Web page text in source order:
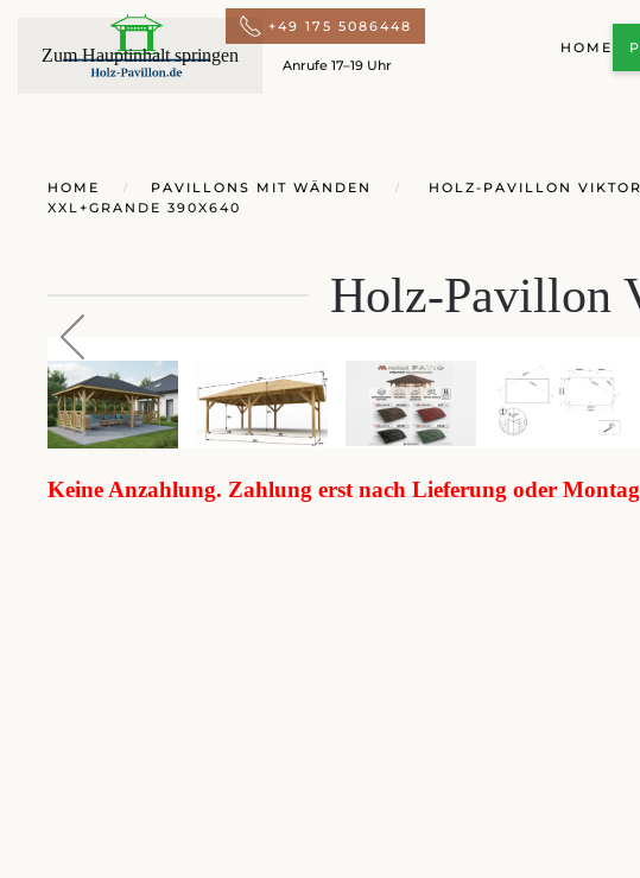
Zum Hauptinhalt springen
+49 175 5086448
Anrufe 17–19 Uhr
HOME
HOME PAVILLONS MIT WÄNDEN HOLZ-PAVILLON
XXL+GRANDE 390X640
Holz-Pavillon
Keine Anzahlung. Zahlung erst nach Lieferung oder